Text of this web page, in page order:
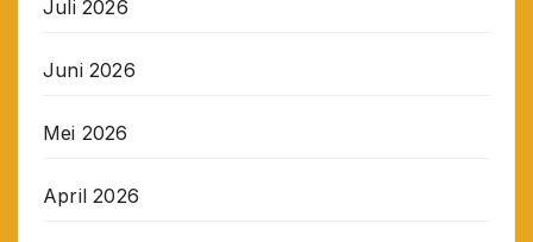
Juli 2026
Juni 2026
Mei 2026
April 2026